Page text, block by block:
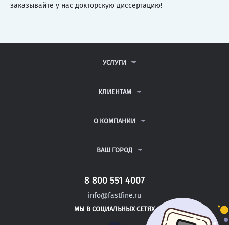
заказывайте у нас докторскую диссертацию!
УСЛУГИ
ДИПЛОМНЫЕ РАБОТЫ
РЕФЕРАТЫ
КЛИЕНТАМ
ВОПРОСЫ И ОТВЕТЫ
ПОЛИТИКА КОНФИДЕНЦИАЛЬНОСТИ
О КОМПАНИИ
КОНТАКТЫ
ВАШ ГОРОД
САНКТ-ПЕТЕРБУРГ
МАГНИТОГОРСК
ЙОШКАР-ОЛА
8 800 551 4007
info@fastfine.ru
МЫ В СОЦИАЛЬНЫХ СЕТЯХ